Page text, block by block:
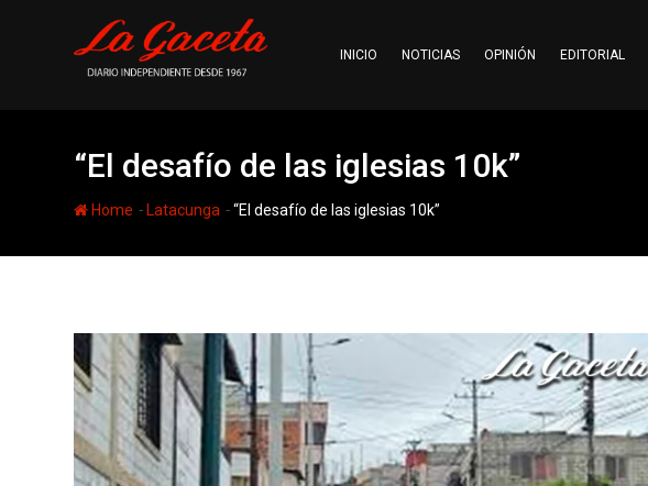
INICIO NOTICIAS OPINIÓN EDITORIAL
“El desafío de las iglesias 10k”
Home - Latacunga -“El desafío de las iglesias 10k”